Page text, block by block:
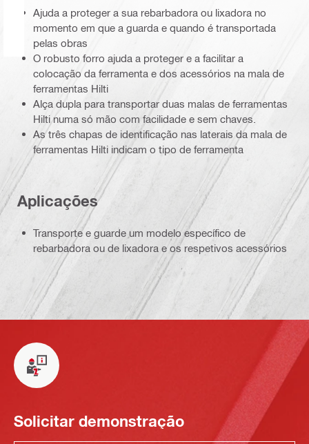
Ajuda a proteger a sua rebarbadora ou lixadora no
momento em que a guarda e quando é transportada
pelas obras
O robusto forro ajuda a proteger e a facilitar a
colocação da ferramenta e dos acessórios na mala de
ferramentas Hilti
Alça dupla para transportar duas malas de ferramentas
Hilti numa só mão com facilidade e sem chaves.
As três chapas de identificação nas laterais da mala de
ferramentas Hilti indicam o tipo de ferramenta
Aplicações
Transporte e guarde um modelo específico de
rebarbadora ou de lixadora e os respetivos acessórios
Solicitar demonstração